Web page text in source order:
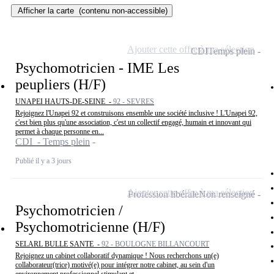
Afficher la carte (contenu non-accessible)
Psychomotricien - IME Les
peupliers (H/F)
UNAPEI HAUTS-DE-SEINE - 92 - SEVRES
Rejoignez l'Unapei 92 et construisons ensemble une société inclusive ! L'Unapei 92,
c'est bien plus qu'une association, c'est un collectif engagé, humain et innovant qui
permet à chaque personne en...
CDI - Temps plein
Publié il y a 3 jours
CDITemps plein
Ajouter cette offre à ma sélection
Psychomotricien /
Psychomotricienne (H/F)
SELARL BULLE SANTE - 92 - BOULOGNE BILLANCOURT
Rejoignez un cabinet collaboratif dynamique ! Nous recherchons un(e)
collaborateur(trice) motivé(e) pour intégrer notre cabinet, au sein d'un
Profession libéraleNon renseigné
Ajouter cette offre à ma sélection